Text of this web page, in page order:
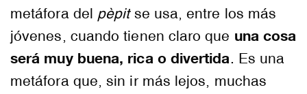
metáfora del pèpitse usa, entre los más
jóvenes, cuando tienen claro que una cosa
será muy buena, rica o divertida. Es una
metáfora que, sin ir más lejos, muchas